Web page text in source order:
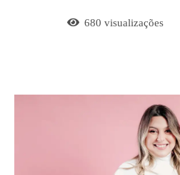
680 visualizações